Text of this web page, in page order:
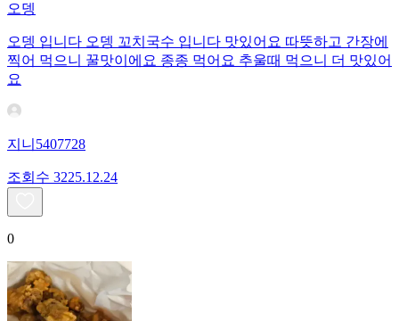
오뎅
오뎅 입니다 오뎅 꼬치국수 입니다 맛있어요 따뜻하고 간장에
찍어 먹으니 꿀맛이에요 종종 먹어요 추울때 먹으니 더 맛있어
요
지니5407728
조회수 3225.12.24
0